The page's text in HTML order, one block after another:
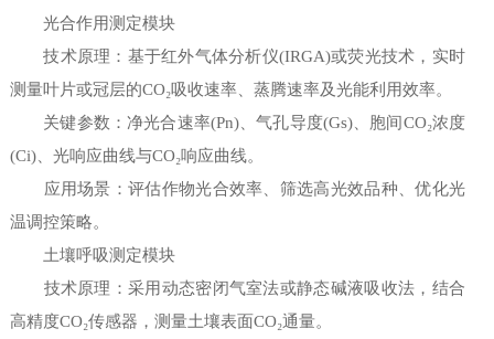
光合作用测定模块
技术原理：基于红外气体分析仪(IRGA)或荧光技术，实时
测量叶片或冠层的CO₂吸收速率、蒸腾速率及光能利用效率。
关键参数：净光合速率(Pn)、气孔导度(Gs)、胞间CO₂浓度
(Ci)、光响应曲线与CO₂响应曲线。
应用场景：评估作物光合效率、筛选高光效品种、优化光
温调控策略。
土壤呼吸测定模块
技术原理：采用动态密闭气室法或静态碱液吸收法，结合
高精度CO₂传感器，测量土壤表面CO₂通量。